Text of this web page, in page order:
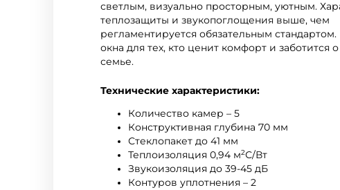
светлым, визуально просторным, уютным.
теплозащиты и звукопоглощения выше, чем
регламентируется обязательным
окна для тех, кто ценит комфорт и заботится
семье.
Технические характеристики:
Количество камер – 5
Конструктивная глубина 70 мм
Стеклопакет до 41 мм
Теплоизоляция 0,94 м2С/Вт
Звукоизоляция до 39-45 дБ
Контуров уплотнения – 2